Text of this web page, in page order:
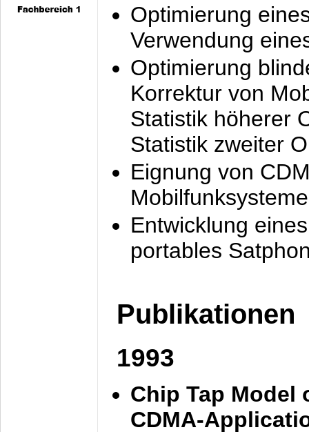
Optimierung
Verwendung
Optimierung
Korrektur von
Statistik höherer
Statistik zweiter
Eignung von
Mobilfunksysteme
Entwicklung
portables
Publikationen
1993
Chip Tap Model
CDMA-